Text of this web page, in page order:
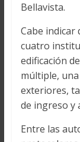
Bellavista.
Cabe indicar
cuatro
edificación
múltiple,
exteriores,
de ingreso y
Entre las